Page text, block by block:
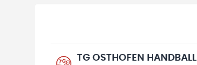
TG OSTHOFEN HANDBALL